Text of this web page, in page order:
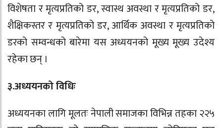
विशेषता र मृत्यप्रतिको डर, स्वास्थ अवस्था र मृत्यप्रतिको डर,
शैक्षिकस्तर र मृत्यप्रतिको डर, आर्थिक अवस्था र मृत्यप्रतिको
डरको सम्वन्धको बारेमा यस अध्ययनको मूख्य मूख्य उदेश्य
रहेका छन् ।
३.अध्ययनको विधिः
अध्ययनका लागि मूलतः नेपाली समाजका विभिन्न तहका २२५